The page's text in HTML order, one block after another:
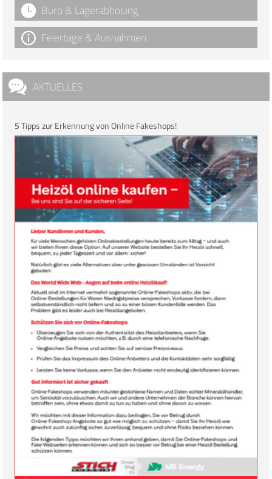
Büro & Lagerabholung
Feiertage & Ausnahmen
AKTUELLES
5 Tipps zur Erkennung von Online Fakeshops!